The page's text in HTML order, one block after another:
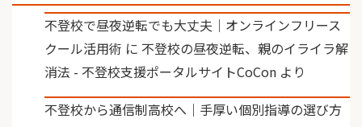
不登校で昼夜逆転でも大丈夫｜オンラインフリース
クール活用術 に 不登校の昼夜逆転、親のイライラ解
消法 - 不登校支援ポータルサイトCoCon より
不登校から通信制高校へ｜手厚い個別指導の選び方